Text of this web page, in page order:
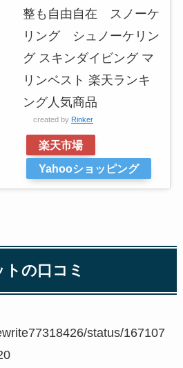
整も自由自在 スノーケ
リング シュノーケリン
グ スキンダイビング マ
リンベスト 楽天ランキ
ング人気商品
created by Rinker
楽天市場
Yahooショッピング
の口コミ
status/167107